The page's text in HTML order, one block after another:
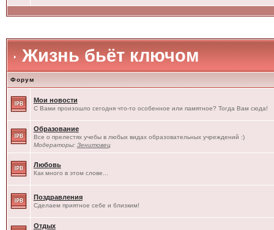
Жизнь бьёт ключом
Форум
Мои новости
С Вами произошло сегодня что-то особенное или памятное? Тогда Вам сюда!
Образование
Все о прелестях учебы в любых видах образовательных учреждений :)
Модераторы: Зенитовец
Любовь
Как много в этом слове...
Поздравления
Сделаем приятное себе и близким!
Отдых